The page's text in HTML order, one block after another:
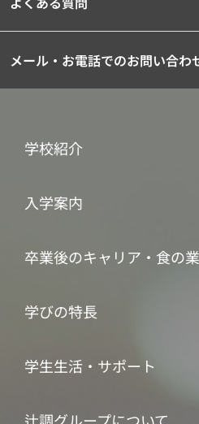
メール・お電話でのお問い合わ
学校紹介
入学案内
卒業後のキャリア・食の
学びの特長
学生生活・サポート